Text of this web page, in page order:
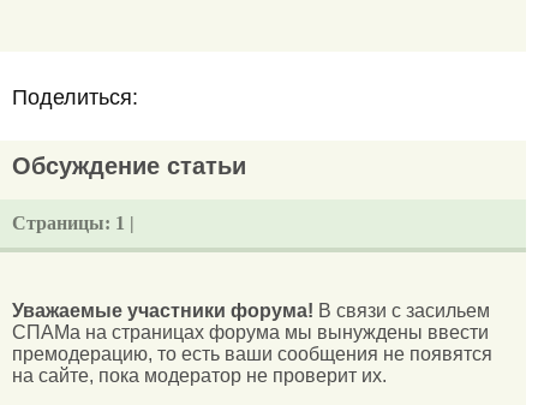
Поделиться:
Обсуждение статьи
Страницы: 1 |
Уважаемые участники форума! В связи с засильем
СПАМа на страницах форума мы вынуждены ввести
премодерацию, то есть ваши сообщения не появятся
на сайте, пока модератор не проверит их.